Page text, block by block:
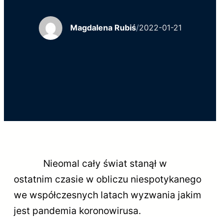
Magdalena Rubiś/2022-01-21
Nieomal cały świat stanął w
ostatnim czasie w obliczu niespotykanego
we współczesnych latach wyzwania jakim
jest pandemia koronowirusa.